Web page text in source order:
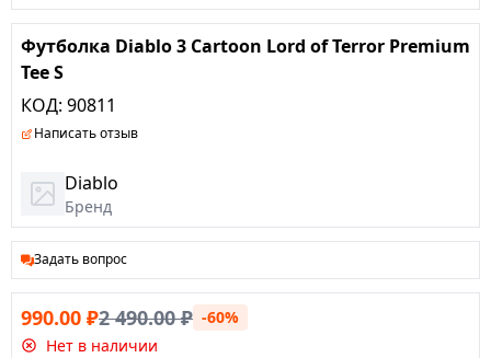
Футболка Diablo 3 Cartoon Lord of Terror Premium
Tee S
КОД: 90811
Написать отзыв
Diablo
Бренд
Задать вопрос
990.00 ₽2 490.00₽ -60%
Нет в наличии